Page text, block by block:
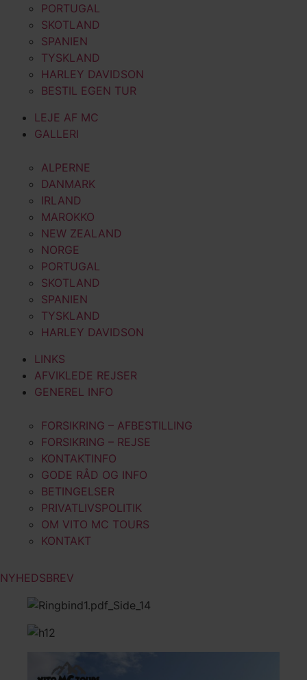
PORTUGAL
SKOTLAND
SPANIEN
TYSKLAND
HARLEY DAVIDSON
BESTIL EGEN TUR
LEJE AF MC
GALLERI
ALPERNE
DANMARK
IRLAND
MAROKKO
NEW ZEALAND
NORGE
PORTUGAL
SKOTLAND
SPANIEN
TYSKLAND
HARLEY DAVIDSON
LINKS
AFVIKLEDE REJSER
GENEREL INFO
FORSIKRING – AFBESTILLING
FORSIKRING – REJSE
KONTAKTINFO
GODE RÅD OG INFO
BETINGELSER
PRIVATLIVSPOLITIK
OM VITO MC TOURS
KONTAKT
NYHEDSBREV